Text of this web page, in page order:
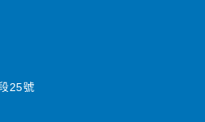
25號